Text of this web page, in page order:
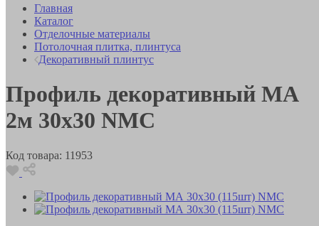
Главная
Каталог
Отделочные материалы
Потолочная плитка, плинтуса
Декоративный плинтус
Профиль декоративный MА
2м 30х30 NMC
Код товара: 11953